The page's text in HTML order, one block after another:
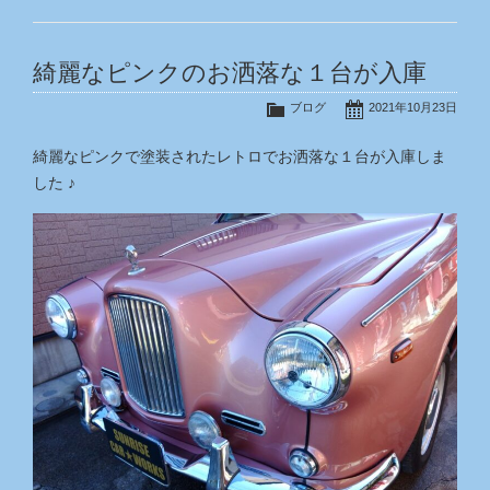
綺麗なピンクのお洒落な１台が入庫
2021年10月23日
ブログ
綺麗なピンクで塗装されたレトロでお洒落な１台が入庫しま
した ♪